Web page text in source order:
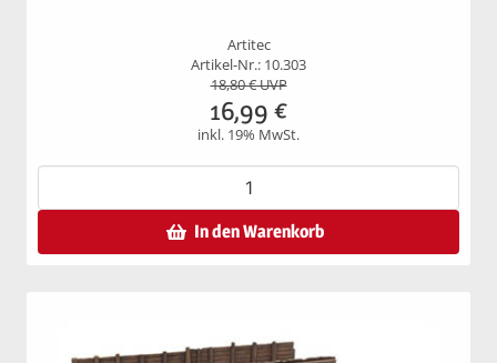
Artitec
Artikel-Nr.: 10.303
18,80€ UVP
16,99 €
inkl. 19% MwSt.
In den Warenkorb